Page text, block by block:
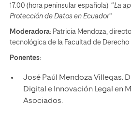
17.00 (hora peninsular española) “La
Protección de Datos en Ecuador“
Moderadora: Patricia Mendoza,
tecnológica de la Facultad de Derecho
Ponentes:
José Paúl Mendoza Villegas.
Digital e Innovación Legal en
Asociados.